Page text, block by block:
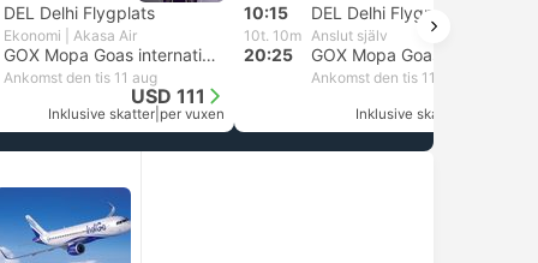
DEL Delhi Flygplats
Ekonomi | Akasa Air
GOX Mopa Goas internationella flygplats
Ankomst den tis 11 aug
USD 111
Inklusive skatter per vuxen
10:15 DEL Delhi Flygplats
10t. 10m Anslut själv
20:25
Ankomst den tis 11 aug
Inklusive skatter